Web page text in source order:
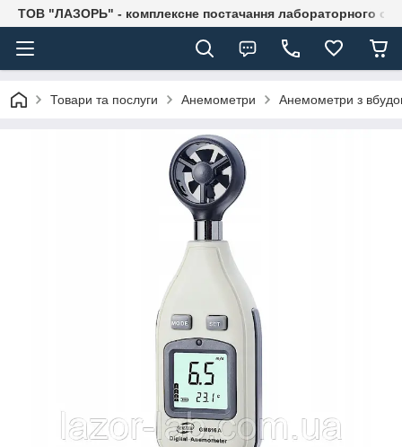
ТОВ "ЛАЗОРЬ" - комплексне постачання лабораторного
Товари та послуги Анемометри Анемометри з